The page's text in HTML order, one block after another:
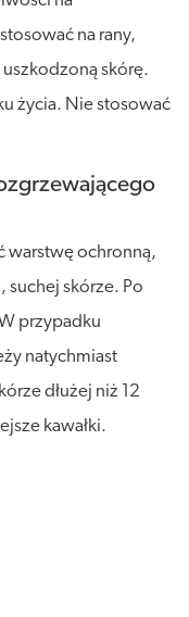
na rany,
skórę.
życia. Nie stosować
warstwę ochronną,
suchej skórze. Po
przypadku
natychmiast
dłużej niż 12
kawałki.